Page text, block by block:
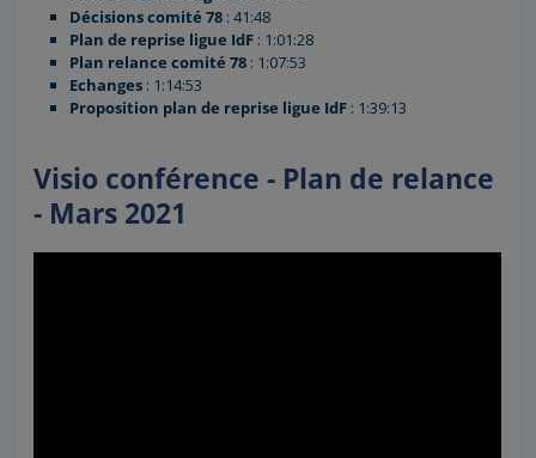
Décisions comité 78 : 41:48
Plan de reprise ligue IdF : 1:01:28
Plan relance comité 78 : 1:07:53
Echanges : 1:14:53
Proposition plan de reprise ligue IdF : 1:39:13
Visio conférence - Plan de relance
- Mars 2021